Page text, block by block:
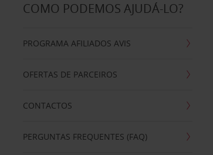
COMO PODEMOS AJUDÁ-LO?
PROGRAMA AFILIADOS AVIS
OFERTAS DE PARCEIROS
CONTACTOS
PERGUNTAS FREQUENTES (FAQ)